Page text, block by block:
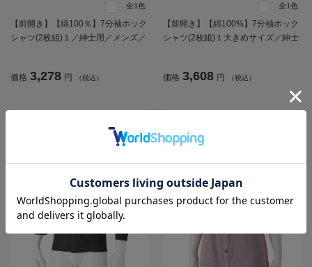
全1色
【前開き】【綿100％】7分袖ホック
シャツ(2枚組)１／紳士用／メンズ／
脱ぎやすい／着やすい／腰曲がり／
価格 3,278 円 （税込）
全1色
【前開き】【綿100%】7分袖ホック
シャツ(2枚組)１大きめサイズ／紳士
ン袖／脱ぎやすい／着やすい／肌着
価格 3,608 円 （税込）